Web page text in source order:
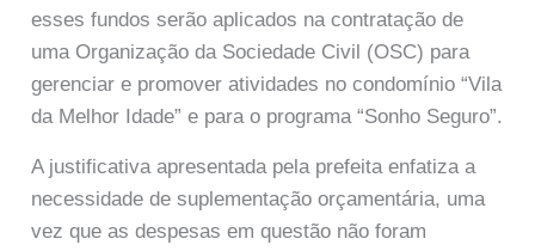
esses fundos serão aplicados na contratação de
uma Organização da Sociedade Civil (OSC) para
gerenciar e promover atividades no condomínio “Vila
da Melhor Idade” e para o programa “Sonho Seguro”.
A justificativa apresentada pela prefeita enfatiza a
necessidade de suplementação orçamentária, uma
vez que as despesas em questão não foram